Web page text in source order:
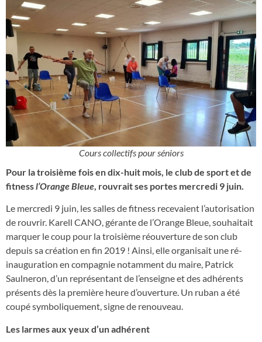
Cours collectifs pour séniors
Pour la troisième fois en dix-huit mois, le club de sport et de
fitnessl’Orange Bleue , rouvrait ses portes mercredi 9 juin.
Le mercredi 9 juin, les salles de fitness recevaient l’autorisation
de rouvrir. Karell CANO, gérante de l’Orange Bleue, souhaitait
marquer le coup pour la troisième réouverture de son club
depuis sa création en fin 2019 ! Ainsi, elle organisait une ré-
inauguration en compagnie notamment du maire, Patrick
Saulneron, d’un représentant de l’enseigne et des adhérents
présents dès la première heure d’ouverture. Un ruban a été
coupé symboliquement, signe de renouveau.
Les larmes aux yeux d’un adhérent